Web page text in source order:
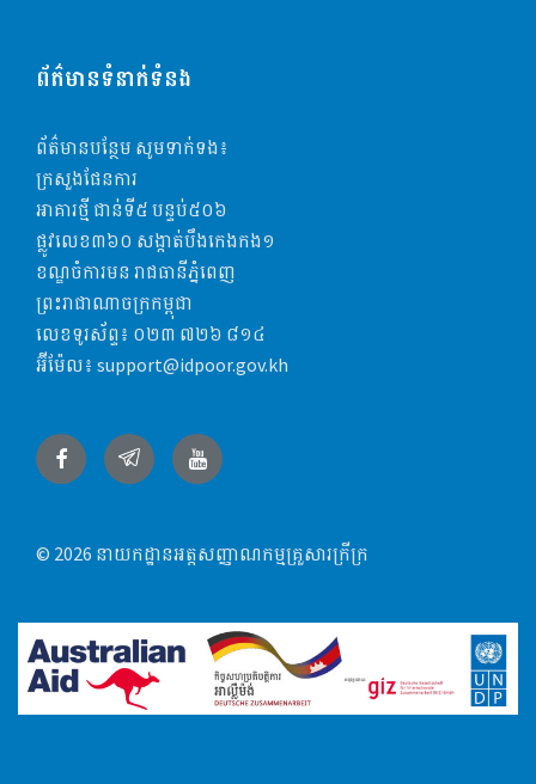
ព័ត៌មានទំនាក់ទំនង
ព័ត៌មានបន្ថែម សូមទាក់ទង៖
ក្រសួងផែនការ
អាគារថ្មី ជាន់ទី៥​ បន្ទប់៥០៦
ផ្លូវលេខ៣៦០ សង្កាត់បឹងកេងកង១
ខណ្ឌចំការមន រាជធានីភ្នំពេញ
ព្រះរាជាណាចក្រកម្ពុជា
លេខទូរស័ព្ទ៖ ០២៣​​ ៧២៦ ៨១៤
អ៊ីម៉ែល៖ support@idpoor.gov.kh
FacebookTelegramYouTube
© 2026 នាយកដ្ឋានអត្តសញ្ញាណកម្មគ្រួសារក្រីក្រ